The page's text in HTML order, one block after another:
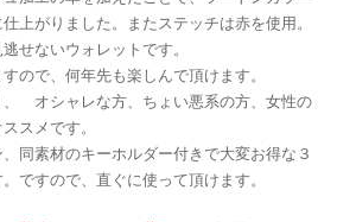
上がりました。またステッチは赤を使用。
せないウォレットです。
ので、何年先も楽しんで頂けます。
、 オシャレな方、ちょい悪系の方、女性の
スメです。
同素材のキーホルダー付きで大変お得な３
ですので、直ぐに使って頂けます。